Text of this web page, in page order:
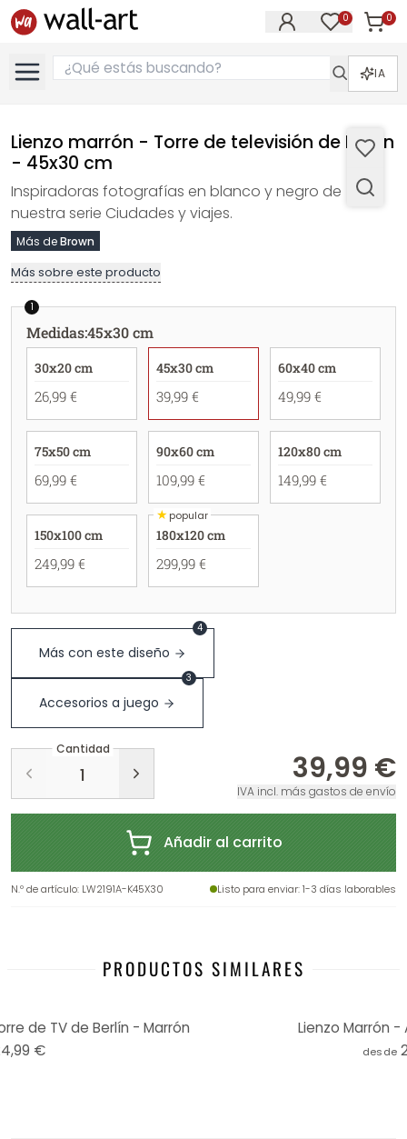
0 0
IA
Lienzo marrón - Torre de televisión de Berlín
- 45x30 cm
Inspiradoras fotografías en blanco y negro de
nuestra serie Ciudades y viajes.
Más deBrown
Más sobre este producto
1
Medidas:45x30 cm
30x20 cm
26,99 €
45x30 cm
39,99 €
60x40 cm
49,99 €
75x50 cm
69,99 €
90x60 cm
109,99 €
120x80 cm
149,99 €
150x100 cm
249,99 €
★popular
180x120 cm
299,99 €
Más con este diseño
4
Accesorios a juego
3
Cantidad
39,99 €
IVA incl. más gastos de envío
Añadir al carrito
N.º de artículo: LW2191A-K45X30 Listo para enviar: 1-3 días laborables
PRODUCTOS SIMILARES
de TV de Berlín - Marrón
€
Lienzo Marrón
desde